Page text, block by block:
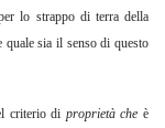
lo strappo di terra della
sia il senso di questo
criterio di proprietà cheè